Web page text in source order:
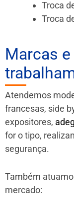
Troca
Troca
Marcas
Atendemos
francesas, side
expositores,
for o tipo,
segurança.
Também
mercado: